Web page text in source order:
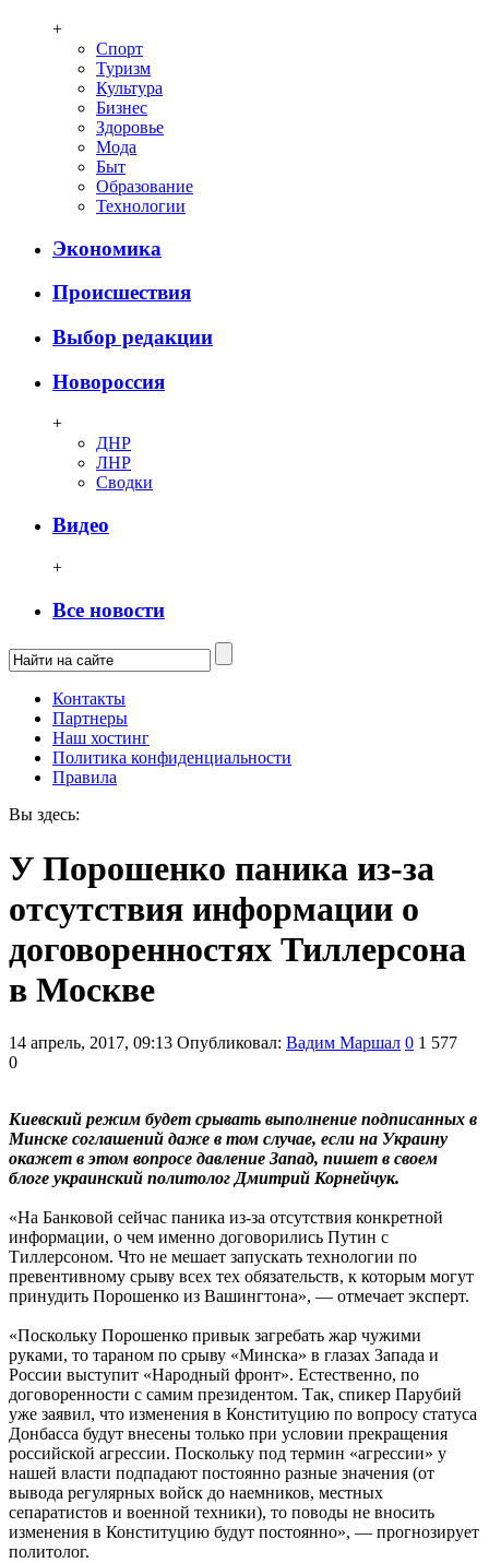
+
Спорт
Туризм
Культура
Бизнес
Здоровье
Мода
Быт
Образование
Технологии
Экономика
Происшествия
Выбор редакции
Новороссия
+
ДНР
ЛНР
Сводки
Видео
+
Все новости
Контакты
Партнеры
Наш хостинг
Политика конфиденциальности
Правила
Вы здесь:
У Порошенко паника из-за
отсутствия информации о
договоренностях Тиллерсона
в Москве
14 апрель, 2017, 09:13 Опубликовал: Вадим Маршал 0 1 577
0
Киевский режим будет срывать выполнение подписанных в
Минске соглашений даже в том случае, если на Украину
окажет в этом вопросе давление Запад, пишет в своем
блоге украинский политолог Дмитрий Корнейчук.
«На Банковой сейчас паника из-за отсутствия конкретной
информации, о чем именно договорились Путин с
Тиллерсоном. Что не мешает запускать технологии по
превентивному срыву всех тех обязательств, к которым могут
принудить Порошенко из Вашингтона», — отмечает эксперт.
«Поскольку Порошенко привык загребать жар чужими
руками, то тараном по срыву «Минска» в глазах Запада и
России выступит «Народный фронт». Естественно, по
договоренности с самим президентом. Так, спикер Парубий
уже заявил, что изменения в Конституцию по вопросу статуса
Донбасса будут внесены только при условии прекращения
российской агрессии. Поскольку под термин «агрессии» у
нашей власти подпадают постоянно разные значения (от
вывода регулярных войск до наемников, местных
сепаратистов и военной техники), то поводы не вносить
изменения в Конституцию будут постоянно», — прогнозирует
политолог.